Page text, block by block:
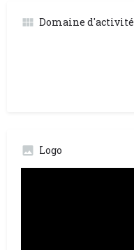
Domaine d'activité
Logo